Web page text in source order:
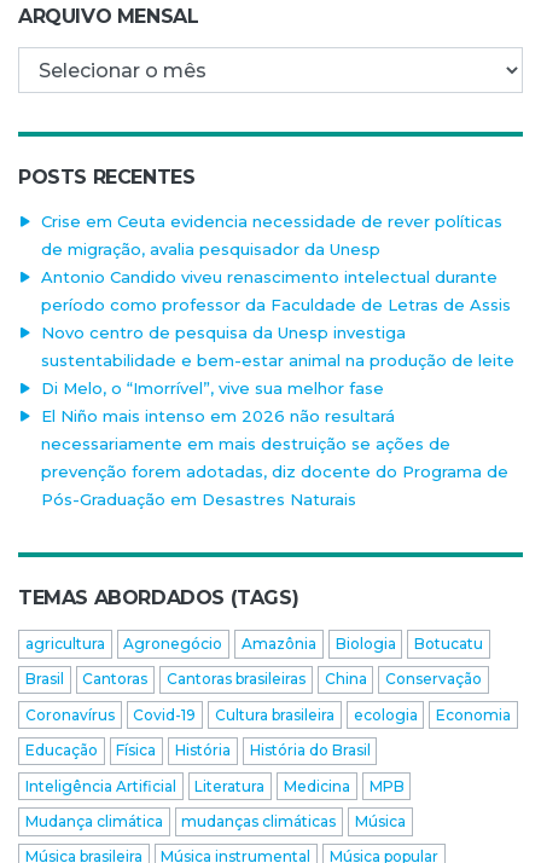
ARQUIVO MENSAL
Arquivo mensal
POSTS RECENTES
Crise em Ceuta evidencia necessidade de rever políticas
de migração, avalia pesquisador da Unesp
Antonio Candido viveu renascimento intelectual durante
período como professor da Faculdade de Letras de Assis
Novo centro de pesquisa da Unesp investiga
sustentabilidade e bem-estar animal na produção de leite
Di Melo, o “Imorrível”, vive sua melhor fase
El Niño mais intenso em 2026 não resultará
necessariamente em mais destruição se ações de
prevenção forem adotadas, diz docente do Programa de
Pós-Graduação em Desastres Naturais
TEMAS ABORDADOS (TAGS)
agricultura Agronegócio Amazônia Biologia
Botucatu
Brasil
Cantoras Cantoras brasileiras China
Conservação
Coronavírus
Covid-19 Cultura brasileira ecologia
Economia
Educação
Física História
História do Brasil
Inteligência Artificial
Literatura Medicina
MPB
Mudança climática
mudanças climáticas
Música
Música brasileira
Música instrumental
Música popular